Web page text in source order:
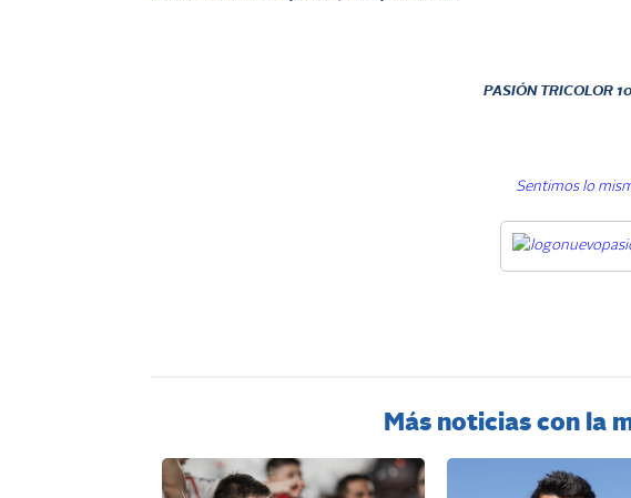
PASIÓN TRICOLOR
Sentimos lo
Más noticias con la